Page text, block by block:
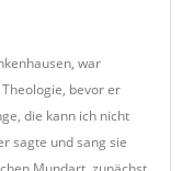
war
bevor er
die kann ich nicht
sagte und sang sie